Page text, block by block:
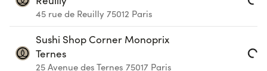
45 rue de Reuilly 75012 Paris Loading...
Sushi Shop Corner Monoprix
Ternes
25 Avenue des Ternes 75017 Paris